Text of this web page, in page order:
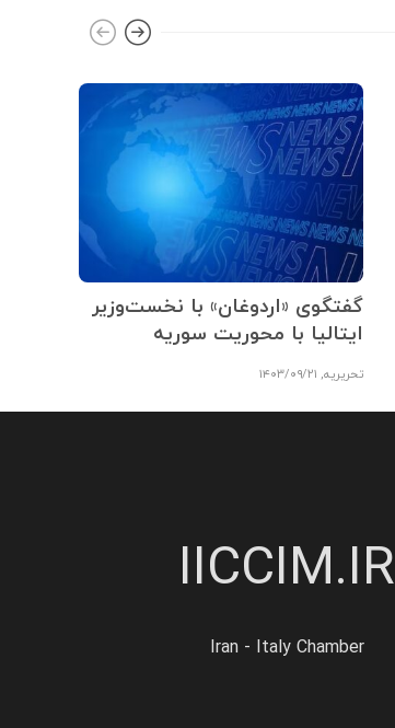
گفتگوی «اردوغان» با نخست‌وزیر
ایتالیا با محوریت سوریه
تحریریه, ۱۴۰۳/۰۹/۲۱
IICCIM.IR
Iran - Italy Chamber